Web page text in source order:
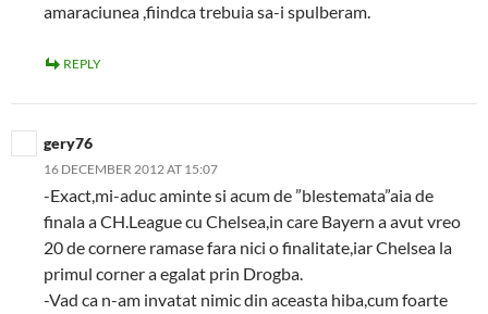
amaraciunea ,fiindca trebuia sa-i spulberam.
REPLY
gery76
16 DECEMBER 2012 AT 15:07
-Exact,mi-aduc aminte si acum de ”blestemata”aia de
finala a CH.League cu Chelsea,in care Bayern a avut vreo
20 de cornere ramase fara nici o finalitate,iar Chelsea la
primul corner a egalat prin Drogba.
-Vad ca n-am invatat nimic din aceasta hiba,cum foarte